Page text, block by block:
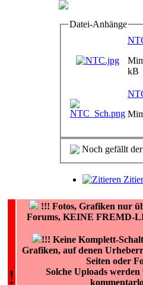
Datei-Anhänge
kB
Noch gefällt
!
!!! Fotos, Grafiken nur
Forums, KEINE FREMD-
!!! Keine Komplett-
Grafiken, auf denen
Seiten oder
Solche Uploads werden